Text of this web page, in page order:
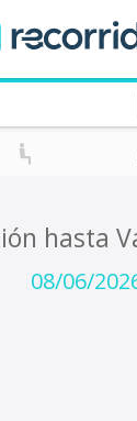
(opcional)
hasta
08/06/